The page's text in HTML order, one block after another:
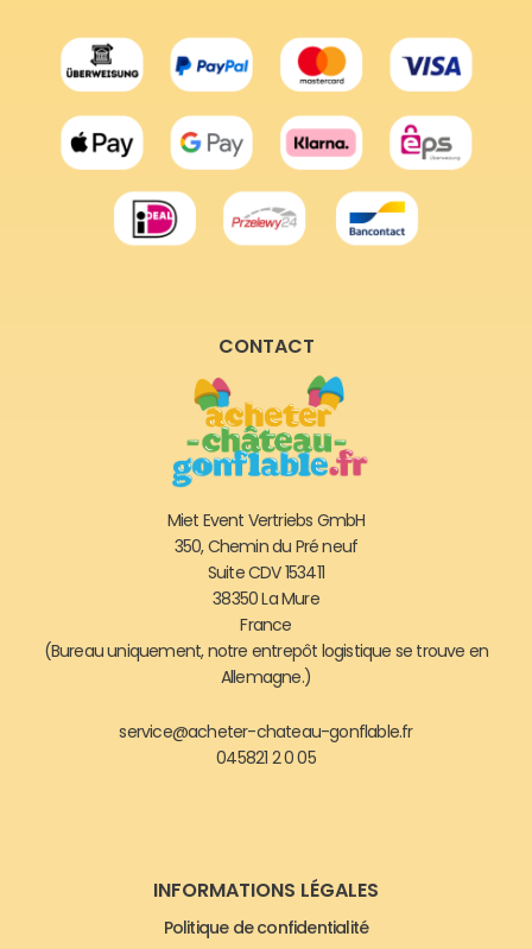
CONTACT
Miet Event Vertriebs GmbH
350, Chemin du Pré neuf
Suite CDV 153411
38350 La Mure
France
(Bureau uniquement, notre entrepôt logistique se trouve en
Allemagne.)
service@acheter-chateau-gonflable.fr
045821 2 0 05
INFORMATIONS LÉGALES
Politique de confidentialité